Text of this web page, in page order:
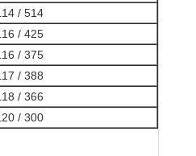
/ 514
/ 425
/ 375
/ 388
/ 366
/ 300